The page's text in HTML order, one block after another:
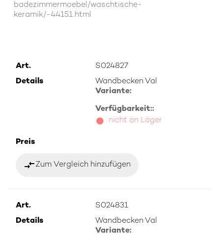
badezimmermoebel/waschtische-
keramik/-44151.html
Art.
S024827
Details
Wandbecken Val
Variante:
Verfügbarkeit::
nicht an Lager
Preis
compare_arrowsZum Vergleich hinzufügen
Art.
S024831
Details
Wandbecken Val
Variante: